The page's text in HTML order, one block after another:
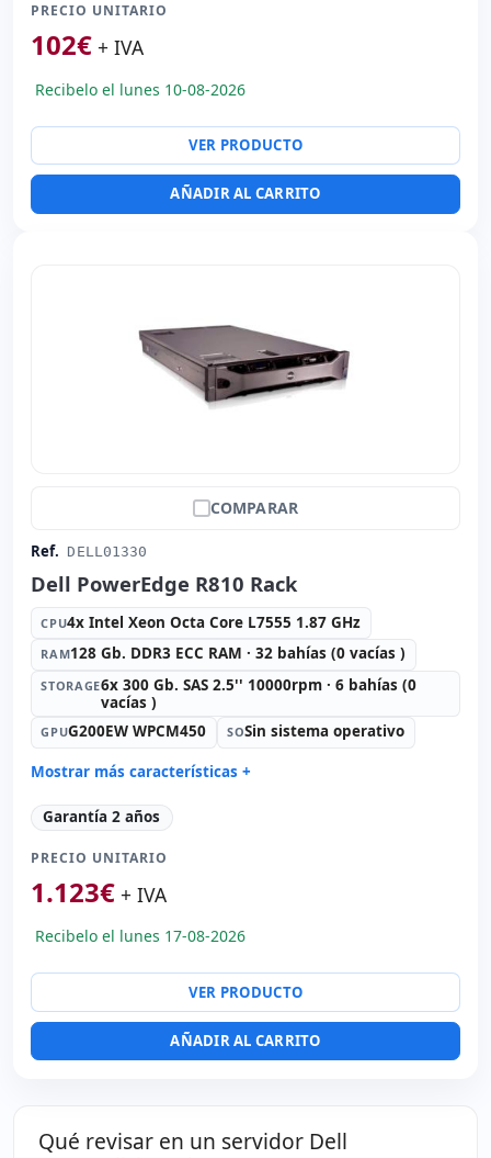
Unidad óptica: DVD-RW
Red: Gigabit B5709C
Alimentación: Fuentes de alimentación
Dimensiones: 54.5x48x4.5 cm.
PRECIO UNITARIO
102€ + IVA
Recibelo el lunes 10-08-2026
VER PRODUCTO
AÑADIR AL CARRITO
COMPARAR
Ref. DELL01330
Dell PowerEdge R810 Rack
CPU4x Intel Xeon Octa Core L7555 1.87 GHz
RAM128 Gb. DDR3 ECC RAM · 32 bahías (0 vacías )
STORAGE6x 300 Gb. SAS 2.5'' 10000rpm · 6 bahías (0
vacías )
GPUG200EW WPCM450 SOSin sistema operativo
Mostrar más características +
Connectivity: 6x RJ-45
Formato: Rack (2U)
Red: BROADCOM BCM5709 GIGABIT
Puertos:
Serie · 4x USB 2.0
Dimensiones: 76.5x48.5x8.5 cm.
Peso: 23.50 Kg.
Garantía 2 años
PRECIO UNITARIO
1.123€ + IVA
Recibelo el lunes 17-08-2026
VER PRODUCTO
AÑADIR AL CARRITO
Qué revisar en un servidor Dell